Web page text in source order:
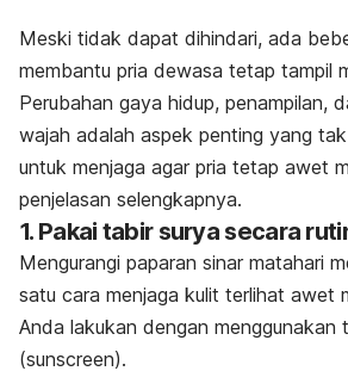
Meski tidak dapat dihindari, ada
membantu pria dewasa tetap tampil
Perubahan gaya hidup, penampilan,
wajah adalah aspek penting yang
untuk menjaga agar pria tetap awet
penjelasan selengkapnya.
1. Pakai tabir surya secara
Mengurangi paparan sinar matahari
satu cara menjaga kulit terlihat awet
Anda lakukan dengan menggunakan
(sunscreen).